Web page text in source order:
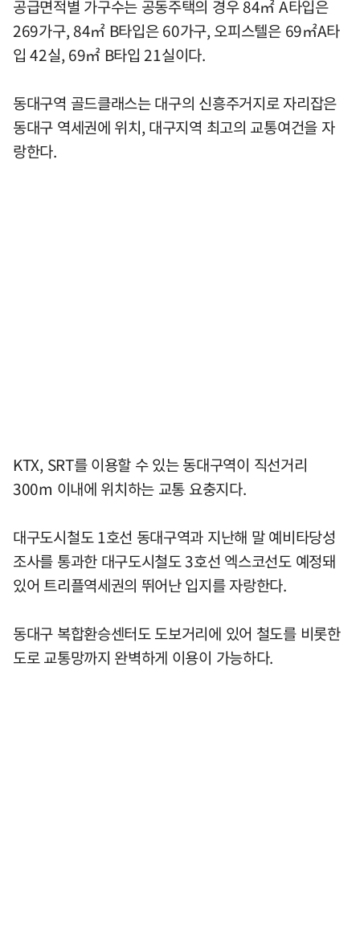
공급면적별 가구수는 공동주택의 경우 84㎡ A타입은
269가구, 84㎡ B타입은 60가구, 오피스텔은 69㎡A타
입 42실, 69㎡ B타입 21실이다.
동대구역 골드클래스는 대구의 신흥주거지로 자리잡은
동대구 역세권에 위치, 대구지역 최고의 교통여건을 자
랑한다.
KTX, SRT를 이용할 수 있는 동대구역이 직선거리
300m 이내에 위치하는 교통 요충지다.
대구도시철도 1호선 동대구역과 지난해 말 예비타당성
조사를 통과한 대구도시철도 3호선 엑스코선도 예정돼
있어 트리플역세권의 뛰어난 입지를 자랑한다.
동대구 복합환승센터도 도보거리에 있어 철도를 비롯한
도로 교통망까지 완벽하게 이용이 가능하다.